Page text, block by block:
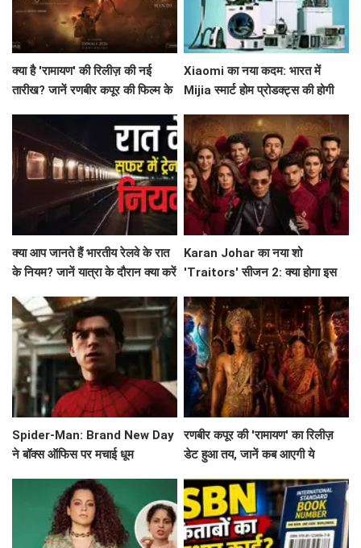
क्या है 'रामायण' की रिलीज़ की नई
तारीख? जानें रणबीर कपूर की फिल्म के
Xiaomi का नया कदम: भारत में
Mijia स्मार्ट होम प्रोडक्ट्स की होगी
क्या आप जानते हैं भारतीय रेलवे के रात
के नियम? जानें यात्रा के दौरान क्या करें
Karan Johar का नया शो
'Traitors' सीजन 2: क्या होगा इस
Spider-Man: Brand New Day
ने बॉक्स ऑफिस पर मचाई धूम
रणबीर कपूर की 'रामायण' का रिलीज़
डेट हुआ तय, जानें कब आएगी ये